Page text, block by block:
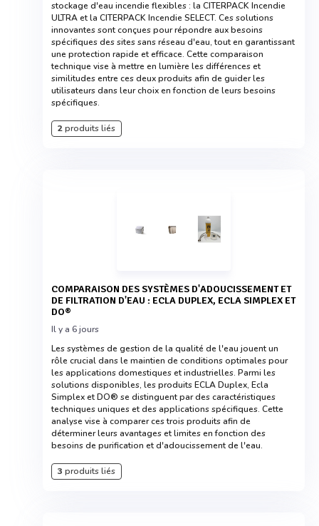
stockage d'eau incendie flexibles : la CITERPACK Incendie
ULTRA et la CITERPACK Incendie SELECT. Ces solutions
innovantes sont conçues pour répondre aux besoins
spécifiques des sites sans réseau d'eau, tout en garantissant
une protection rapide et efficace. Cette comparaison
technique vise à mettre en lumière les différences et
similitudes entre ces deux produits afin de guider les
utilisateurs dans leur choix en fonction de leurs besoins
spécifiques.
2produits liés
COMPARAISON DES SYSTÈMES D'ADOUCISSEMENT ET
DE FILTRATION D'EAU : ECLA DUPLEX, ECLA SIMPLEX ET
DO®
Il y a 6 jours
Les systèmes de gestion de la qualité de l'eau jouent un
rôle crucial dans le maintien de conditions optimales pour
les applications domestiques et industrielles. Parmi les
solutions disponibles, les produits ECLA Duplex, Ecla
Simplex et DO® se distinguent par des caractéristiques
techniques uniques et des applications spécifiques. Cette
analyse vise à comparer ces trois produits afin de
déterminer leurs avantages et limites en fonction des
besoins de purification et d'adoucissement de l'eau.
3 produits liés